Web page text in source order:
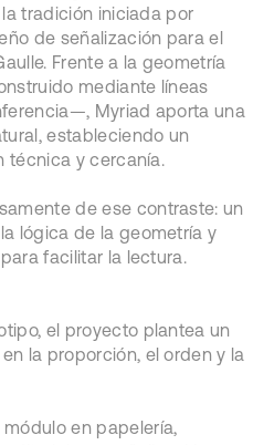
tradición iniciada por
de señalización para el
Frente a la geometría
mediante líneas
Myriad aporta una
estableciendo un
técnica y cercanía.
de ese contraste: un
lógica de la geometría y
facilitar la lectura.
el proyecto plantea un
la proporción, el orden y la
en papelería,